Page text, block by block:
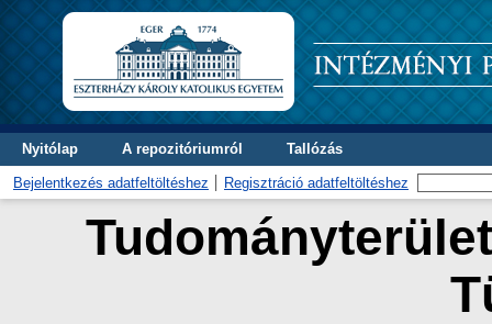
Nyitólap A repozitóriumról Tallózás
Bejelentkezés adatfeltöltéshez Regisztráció adatfeltöltéshez